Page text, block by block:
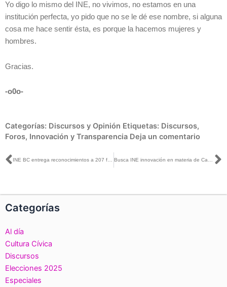
Yo digo lo mismo del INE, no vivimos, no estamos en una
institución perfecta, yo pido que no se le dé ese nombre, si alguna
cosa me hace sentir ésta, es porque la hacemos mujeres y
hombres.
Gracias.
-o0o-
Categorías: Discursos y Opinión Etiquetas: Discursos,
Foros, Innovación y Transparencia Deja un comentario
Ant
Categorías
Al día
Cultura Cívica
Discursos
Elecciones 2025
Especiales